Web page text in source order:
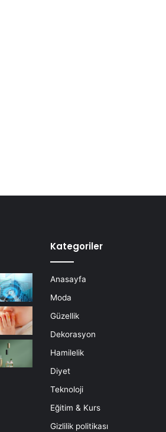
Kategoriler
Anasayfa
Moda
Güzellik
Dekorasyon
Hamilelik
Diyet
Teknoloji
Eğitim & Kurs
Gizlilik politikası